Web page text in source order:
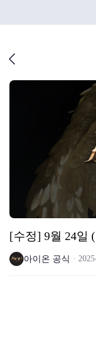
[수정] 9월 24일
아이온 공식